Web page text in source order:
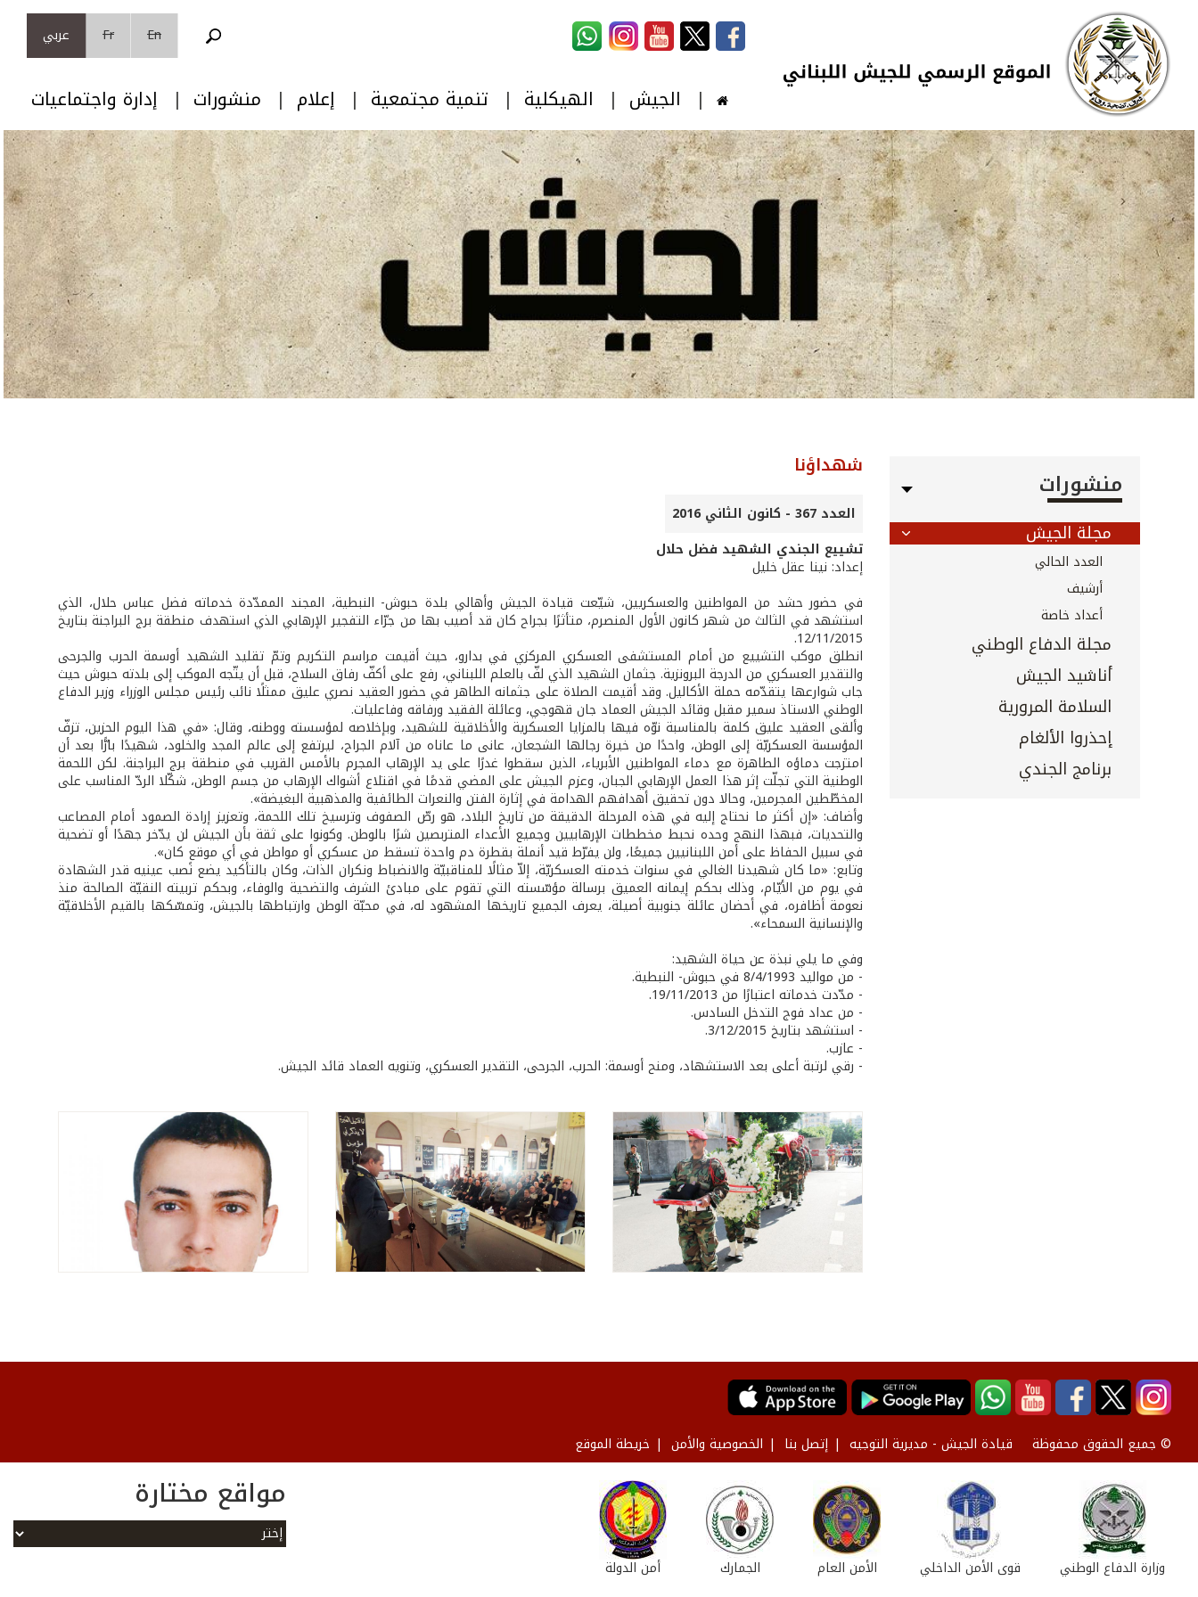
تجاوز إلى المحتوى الرئيسي
Skip to navigation
En
Fr عربي
الجيش الهيكلية تنمية مجتمعية إعلام منشورات إدارة واجتماعيات
منشورات
مجلة الجيش
العدد الحالي
أرشيف
أعداد خاصة
مجلة الدفاع الوطني
أناشيد الجيش
السلامة المرورية
إحذروا الألغام
برنامج الجندي
شهداؤنا
العدد 367 - كانون الثاني 2016
تشييع الجندي الشهيد فضل حلال
إعداد: نينا عقل خليل
في حضور حشد من المواطنين والعسكريين، شيّعت قيادة الجيش وأهالي بلدة حبوش- النبطية، المجند الممدّدة خدماته فضل عباس حلال، الذي
استشهد في الثالث من شهر كانون الأول المنصرم، متأثرًا بجراح كان قد أصيب بها من جرّاء التفجير الإرهابي الذي استهدف منطقة برج البراجنة بتاريخ
12/11/2015.
انطلق موكب التشييع من أمام المستشفى العسكري المركزي في بدارو، حيث أقيمت مراسم التكريم وتمّ تقليد الشهيد أوسمة الحرب والجرحى
والتقدير العسكري من الدرجة البرونزية. جثمان الشهيد الذي لفّ بالعلم اللبناني، رفع على أكفّ رفاق السلاح، قبل أن يتّجه الموكب إلى بلدته حبوش حيث
جاب شوارعها يتقدّمه حملة الأكاليل. وقد أقيمت الصلاة على جثمانه الطاهر في حضور العقيد نصري عليق ممثلًا نائب رئيس مجلس الوزراء وزير الدفاع
الوطني الاستاذ سمير مقبل وقائد الجيش العماد جان قهوجي، وعائلة الفقيد ورفاقه وفاعليات.
وألقى العقيد عليق كلمة بالمناسبة نوّه فيها بالمزايا العسكرية والأخلاقية للشهيد، وبإخلاصه لمؤسسته ووطنه، وقال: «في هذا اليوم الحزين، تزفّ
المؤسسة العسكريّة إلى الوطن، واحدًا من خيرة رجالها الشجعان، عانى ما عاناه من آلام الجراح، ليرتفع إلى عالم المجد والخلود، شهيدًا بارًّا بعد أن
امتزجت دماؤه الطاهرة مع دماء المواطنين الأبرياء، الذين سقطوا غدرًا على يد الإرهاب المجرم بالأمس القريب في منطقة برج البراجنة. لكن اللحمة
الوطنية التي تجلّت إثر هذا العمل الإرهابي الجبان، وعزم الجيش على المضي قدمًا في اقتلاع أشواك الإرهاب من جسم الوطن، شكّلا الردّ المناسب على
المخطّطين المجرمين، وحالا دون تحقيق أهدافهم الهدامة في إثارة الفتن والنعرات الطائفية والمذهبية البغيضة».
وأضاف: «إن أكثر ما نحتاج إليه في هذه المرحلة الدقيقة من تاريخ البلاد، هو رصّ الصفوف وترسيخ تلك اللحمة، وتعزيز إرادة الصمود أمام المصاعب
والتحديات، فبهذا النهج وحده نحبط مخططات الإرهابيين وجميع الأعداء المتربصين شرًا بالوطن. وكونوا على ثقة بأن الجيش لن يدّخر جهدًا أو تضحية
في سبيل الحفاظ على أمن اللبنانيين جميعًا، ولن يفرّط قيد أنملة بقطرة دم واحدة تسقط من عسكري أو مواطن في أي موقعٍ كان».
وتابع: «ما كان شهيدنا الغالي في سنوات خدمته العسكريّة، إلاّ مثالًا للمناقبيّة والانضباط ونكران الذات، وكان بالتأكيد يضع نصب عينيه قدر الشهادة
في يوم من الأيّام، وذلك بحكم إيمانه العميق برسالة مؤسّسته التي تقوم على مبادئ الشرف والتضحية والوفاء، وبحكم تربيته النقيّة الصالحة منذ
نعومة أظافره، في أحضان عائلة جنوبية أصيلة، يعرف الجميع تاريخها المشهود له، في محبّة الوطن وارتباطها بالجيش، وتمسّكها بالقيم الأخلاقيّة
والإنسانية السمحاء».
وفي ما يلي نبذة عن حياة الشهيد:
- من مواليد 8/4/1993 في حبوش- النبطية.
- مدّدت خدماته اعتبارًا من 19/11/2013.
- من عداد فوج التدخل السادس.
- استشهد بتاريخ 3/12/2015.
- عازب.
- رقي لرتبة أعلى بعد الاستشهاد، ومنح أوسمة: الحرب، الجرحى، التقدير العسكري، وتنويه العماد قائد الجيش.
© جميع الحقوق محفوظة قيادة الجيش - مديرية التوجيه إتصل بنا الخصوصية والأمن خريطة الموقع
أمن الدولة الجمارك الأمن العام قوى الأمن الداخلي وزارة الدفاع الوطني
مواقع مختارة